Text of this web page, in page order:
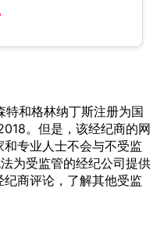
和格林纳丁斯注册为国
。但是，该经纪商的网
专业人士不会与不受监
为受监管的经纪公司提供
商评论，了解其他受监